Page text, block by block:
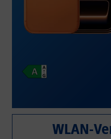
WLAN-